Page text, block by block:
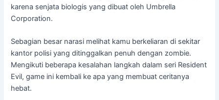
karena senjata biologis yang dibuat oleh Umbrella
Corporation.
Sebagian besar narasi melihat kamu berkeliaran di sekitar
kantor polisi yang ditinggalkan penuh dengan zombie.
Mengikuti beberapa kesalahan langkah dalam seri Resident
Evil, game ini kembali ke apa yang membuat ceritanya
hebat.